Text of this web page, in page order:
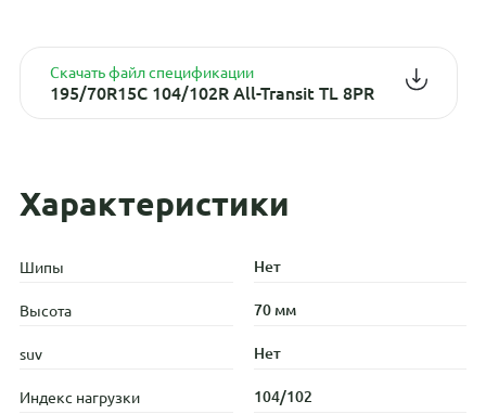
Скачать файл спецификации
195/70R15C 104/102R All-Transit TL 8PR
Характеристики
Шипы Нет
Высота 70 мм
suv Нет
Индекс нагрузки 104/102